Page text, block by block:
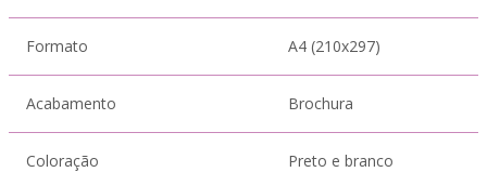
Formato A4 (210x297)
Acabamento Brochura
Coloração Preto e branco